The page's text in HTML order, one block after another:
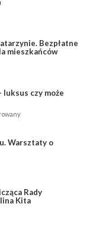
Bezpłatne
mieszkańców
luksus czy może
Warsztaty o
Rady
Kita